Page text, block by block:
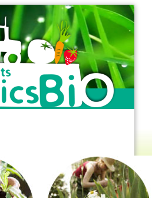
de légumes
de saison